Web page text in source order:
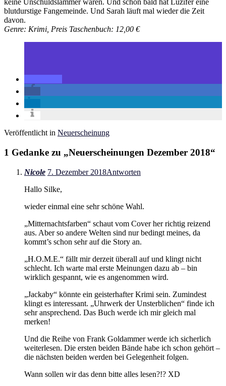
keine Unschuldslämmer waren. Und schon bald hat Luzifer eine
blutdurstige Fangemeinde. Und Sarah läuft mal wieder die Zeit
davon.
Genre: Krimi, Preis Taschenbuch: 12,00 €
Veröffentlicht in Neuerscheinung
1 Gedanke zu „Neuerscheinungen Dezember 2018“
Nicole 7. Dezember 2018Antworten
Hallo Silke,
wieder einmal eine sehr schöne Wahl.
„Mitternachtsfarben“ schaut vom Cover her richtig reizend
aus. Aber so andere Welten sind nur bedingt meines, da
kommt’s schon sehr auf die Story an.
„H.O.M.E.“ fällt mir derzeit überall auf und klingt nicht
schlecht. Ich warte mal erste Meinungen dazu ab – bin
wirklich gespannt, wie es angenommen wird.
„Jackaby“ könnte ein geisterhafter Krimi sein. Zumindest
klingt es interessant. „Uhrwerk der Unsterblichen“ finde ich
sehr ansprechend. Das Buch werde ich mir gleich mal
merken!
Und die Reihe von Frank Goldammer werde ich sicherlich
weiterlesen. Die ersten beiden Bände habe ich schon gehört –
die nächsten beiden werden bei Gelegenheit folgen.
Wann sollen wir das denn bitte alles lesen?!? XD